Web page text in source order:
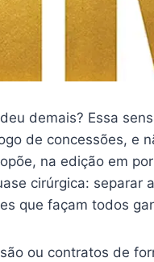
demais? Essa
de concessões, e
na edição em
cirúrgica: separar
que façam todos
ou contratos de